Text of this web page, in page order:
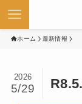
ホーム 最新情報
2026
5/29